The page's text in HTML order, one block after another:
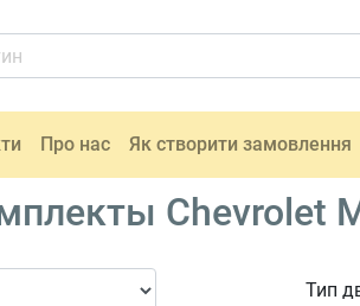
Про нас Як створити замовлення
Chevrolet
Тип